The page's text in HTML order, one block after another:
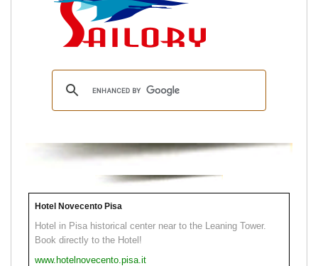
Hotel Novecento Pisa
Hotel in Pisa historical center near to the Leaning Tower.
Book directly to the Hotel!
www.hotelnovecento.pisa.it